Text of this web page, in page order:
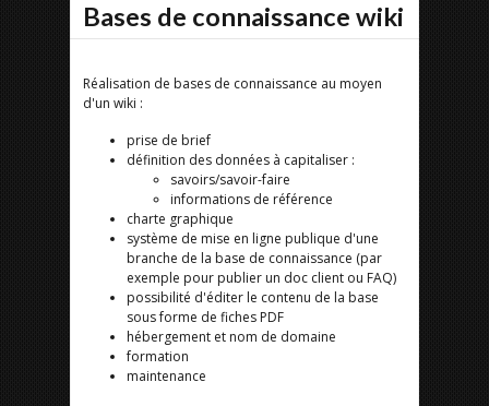
Bases de connaissance wiki
Réalisation de bases de connaissance au moyen
d'un wiki :
prise de brief
définition des données à capitaliser :
savoirs/savoir-faire
informations de référence
charte graphique
système de mise en ligne publique d'une
branche de la base de connaissance (par
exemple pour publier un doc client ou FAQ)
possibilité d'éditer le contenu de la base
sous forme de fiches PDF
hébergement et nom de domaine
formation
maintenance